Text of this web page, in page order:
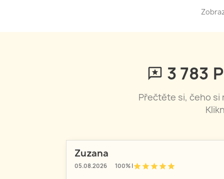
3 786
Přečtěte si, čeho si
Zuzana
05.08.2026 100% |starstarstarstarstar